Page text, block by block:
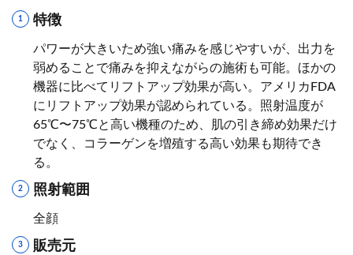
特徴
パワーが大きいため強い痛みを感じやすいが、出力を
弱めることで痛みを抑えながらの施術も可能。ほかの
機器に比べてリフトアップ効果が高い。アメリカFDA
にリフトアップ効果が認められている。照射温度が
65℃〜75℃と高い機種のため、肌の引き締め効果だけ
でなく、コラーゲンを増殖する高い効果も期待でき
る。
照射範囲
全顔
販売元